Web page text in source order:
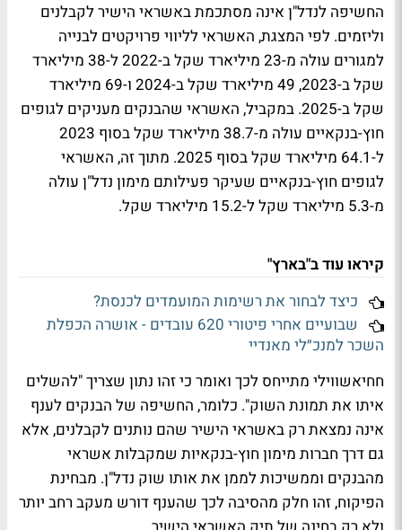
החשיפה לנדל"ן אינה מסתכמת באשראי הישיר לקבלנים
וליזמים. לפי המצגת, האשראי לליווי פרויקטים לבנייה
למגורים עולה מ-23 מיליארד שקל ב-2022 ל-38 מיליארד
שקל ב-2023, 49 מיליארד שקל ב-2024 ו-69 מיליארד
שקל ב-2025. במקביל, האשראי שהבנקים מעניקים לגופים
חוץ-בנקאיים עולה מ-38.7 מיליארד שקל בסוף 2023
ל-64.1 מיליארד שקל בסוף 2025. מתוך זה, האשראי
לגופים חוץ-בנקאיים שעיקר פעילותם מימון נדל"ן עולה
מ-5.3 מיליארד שקל ל-15.2 מיליארד שקל.
קיראו עוד ב"בארץ"
כיצד לבחור את רשימות המועמדים לכנסת?
שבועיים אחרי פיטורי 620 עובדים - אושרה הכפלת
השכר למנכ״לי מאנדיי
חחיאשווילי מתייחס לכך ואומר כי זהו נתון שצריך "להשלים
איתו את תמונת השוק". כלומר, החשיפה של הבנקים לענף
אינה נמצאת רק באשראי הישיר שהם נותנים לקבלנים, אלא
גם דרך חברות מימון חוץ-בנקאיות שמקבלות אשראי
מהבנקים וממשיכות לממן את אותו שוק נדל"ן. מבחינת
הפיקוח, זהו חלק מהסיבה לכך שהענף דורש מעקב רחב יותר